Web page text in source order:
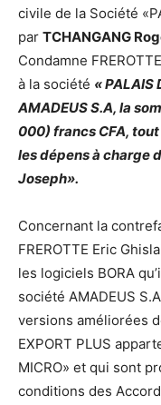
civile de la Société
par TCHANGANG
Condamne
à la société « PALAIS
AMADEUS S.A, la
000) francs CFA,
les dépens à charge
Joseph».
Concernant la
FREROTTE Eric
les logiciels BORA
société AMADEUS
versions améliorées
EXPORT PLUS
MICRO» et qui sont
conditions des